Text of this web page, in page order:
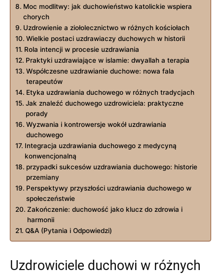
Moc modlitwy: jak duchowieństwo katolickie wspiera
chorych
Uzdrowienie a ziołolecznictwo w różnych kościołach
Wielkie postaci uzdrawiaczy duchowych w historii
Rola intencji w procesie uzdrawiania
Praktyki uzdrawiające w islamie: dwyallah a terapia
Współczesne uzdrawianie duchowe: nowa fala
terapeutów
Etyka uzdrawiania duchowego w różnych tradycjach
Jak znaleźć duchowego uzdrowiciela: praktyczne
porady
Wyzwania i kontrowersje wokół uzdrawiania
duchowego
Integracja uzdrawiania duchowego z medycyną
konwencjonalną
przypadki sukcesów uzdrawiania duchowego: historie
przemiany
Perspektywy przyszłości uzdrawiania duchowego w
społeczeństwie
Zakończenie: duchowość jako klucz do zdrowia i
harmonii
Q&A (Pytania i Odpowiedzi)
Uzdrowiciele duchowi w różnych